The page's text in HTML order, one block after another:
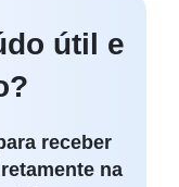
útil e
receber
na